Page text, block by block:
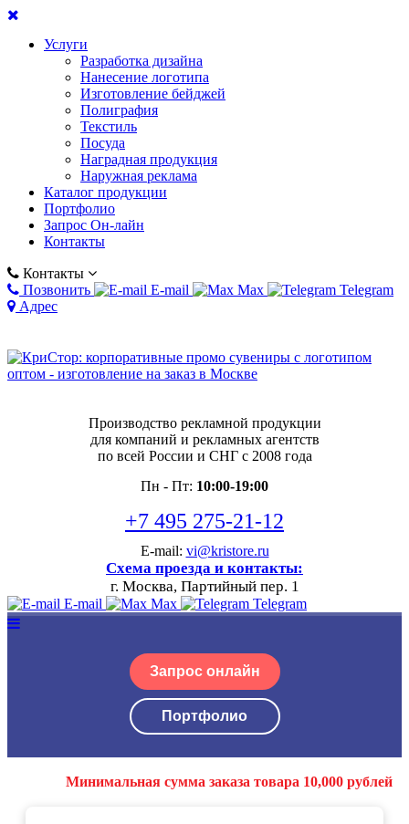
Услуги
Разработка дизайна
Нанесение логотипа
Изготовление бейджей
Полиграфия
Текстиль
Посуда
Наградная продукция
Наружная реклама
Каталог продукции
Портфолио
Запрос Он-лайн
Контакты
Контакты
Позвонить
E-mail Max
Telegram
Адрес
Производство рекламной продукции
для компаний и рекламных агентств
по всей России и СНГ с 2008 года
Пн - Пт: 10:00-19:00
+7 495 275-21-12
E-mail: vi@kristore.ru
Схема проезда и контакты:
г. Москва, Партийный пер. 1
E-mail Max Telegram
Запрос онлайн
Портфолио
Минимальная сумма заказа товара 10,000 рублей